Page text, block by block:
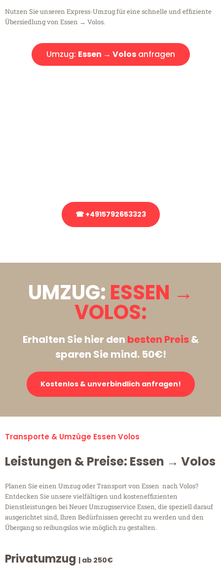
Nutzen Sie unseren Express-Umzug für eine schnelle und effiziente
Übersiedlung von Essen → Volos.
Umzug: Essen → Volosanfragen
☎ +4915792653323
UMZUG: ESSEN →
VOLOS:
Erhalten Sie hier den besten Preis&
sparen Sie mind. 50€!
Kostenlos & unverbindlich anfragen!
Transporte & Umzüge Essen Volos
Leistungen & Preise: Essen → Volos
Planen Sie einen Umzug oder Transport von Essen nach Volos?
Entdecken Sie unsere vielfältigen und kosteneffizienten
Dienstleistungen bei Neuer Umzugsservice Essen, die speziell darauf
ausgerichtet sind, Ihren Bedürfnissen gerecht zu werden und den
Übergang so reibungslos wie möglich zu gestalten.
Privatumzug | ab 250€